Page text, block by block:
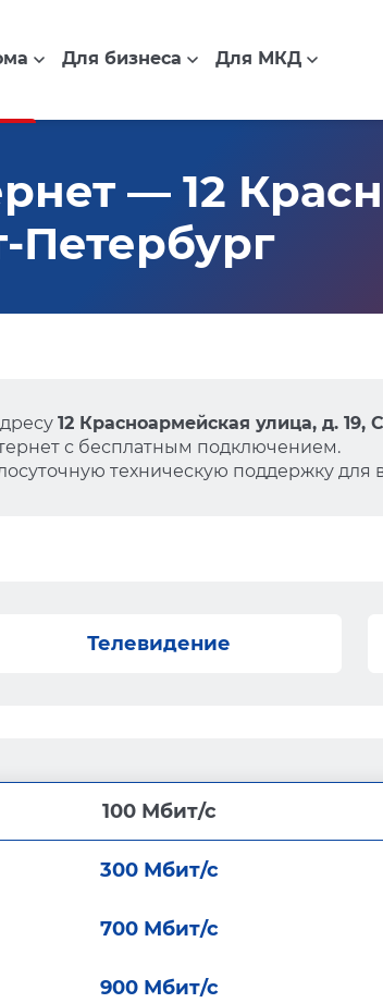
Для бизнеса Для МКД
— 12
Петербург
12 Красноармейская улица, д. 19,
с бесплатным подключением.
техническую поддержку для
Телевидение
100 Мбит/с
300 Мбит/с
700 Мбит/с
900 Мбит/с